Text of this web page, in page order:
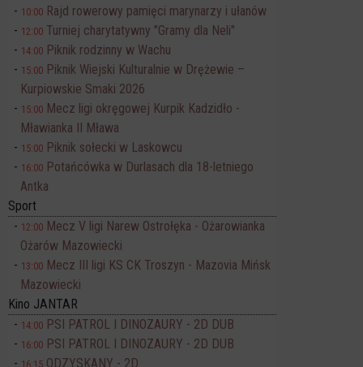
10:00 Rajd rowerowy pamięci marynarzy i ułanów
12:00 Turniej charytatywny "Gramy dla Neli"
14:00 Piknik rodzinny w Wachu
15:00 Piknik Wiejski Kulturalnie w Drężewie –
Kurpiowskie Smaki 2026
15:00 Mecz ligi okręgowej Kurpik Kadzidło -
Mławianka II Mława
15:00 Piknik sołecki w Laskowcu
16:00 Potańcówka w Durlasach dla 18-letniego
Antka
Sport
12:00 Mecz V ligi Narew Ostrołęka - Ożarowianka
Ożarów Mazowiecki
13:00 Mecz III ligi KS CK Troszyn - Mazovia Mińsk
Mazowiecki
Kino JANTAR
14:00 PSI PATROL I DINOZAURY - 2D DUB
16:00 PSI PATROL I DINOZAURY - 2D DUB
16:15 ODZYSKANY - 2D